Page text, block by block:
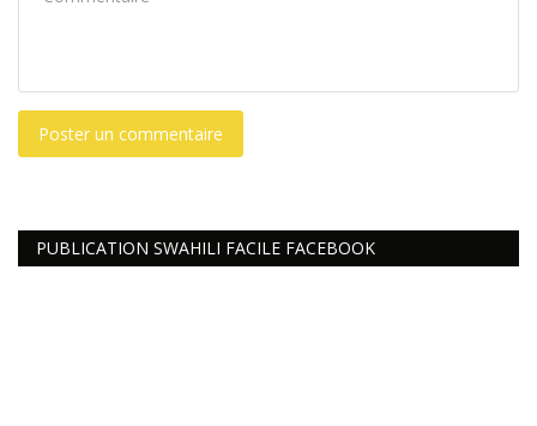
Poster un commentaire
PUBLICATION SWAHILI FACILE FACEBOOK